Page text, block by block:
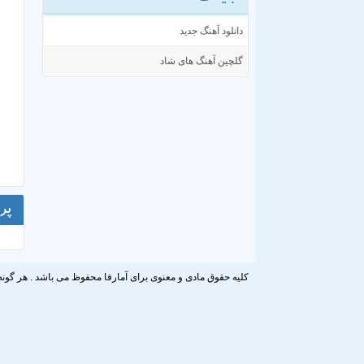
دانلود آهنگ جدید
گلچین آهنگ های شاد
کلیه حقوق مادی و معنوی برای آمارفا محفوظ می باشد . هر